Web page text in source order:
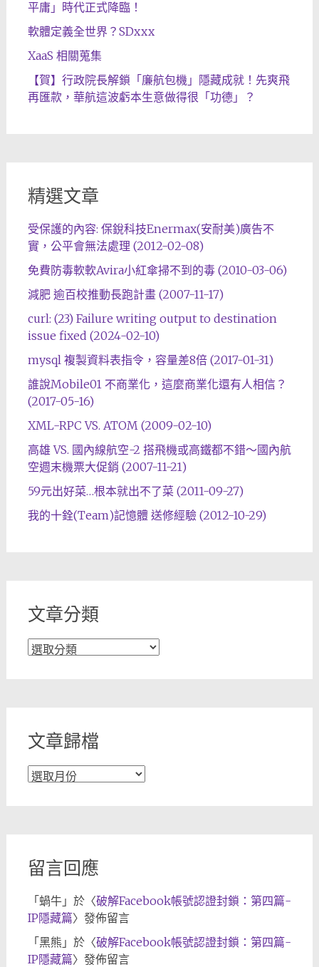
平庸」時代正式降臨！
軟體定義全世界？SDxxx
XaaS 相關蒐集
【賀】行政院長解鎖「廉航包機」隱藏成就！先爽飛
再匯款，華航這波虧本生意做得很「功德」？
精選文章
受保護的內容: 保銳科技Enermax(安耐美)廣告不
實，公平會無法處理 (2012-02-08)
免費防毒軟軟Avira小紅傘掃不到的毒 (2010-03-06)
減肥 逾百校推動長跑計畫 (2007-11-17)
curl: (23) Failure writing output to destination
issue fixed (2024-02-10)
mysql 複製資料表指令，容量差8倍 (2017-01-31)
誰說Mobile01 不商業化，這麼商業化還有人相信？
(2017-05-16)
XML-RPC VS. ATOM (2009-02-10)
高雄 VS. 國內線航空-2 搭飛機或高鐵都不錯～國內航
空週末機票大促銷 (2007-11-21)
59元出好菜…根本就出不了菜 (2011-09-27)
我的十銓(Team)記憶體 送修經驗 (2012-10-29)
文章分類
文
文章歸檔
文
留言回應
「 蝸牛」於〈破解Facebook帳號認證封鎖：第四篇-
IP隱藏篇〉發佈留言
「 黑熊 」於〈破解Facebook帳號認證封鎖：第四篇-
IP隱藏篇〉發佈留言